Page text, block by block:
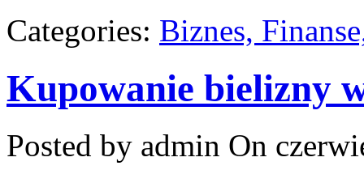
Categories: Biznes,
Kupowanie bielizny
Posted by admin On